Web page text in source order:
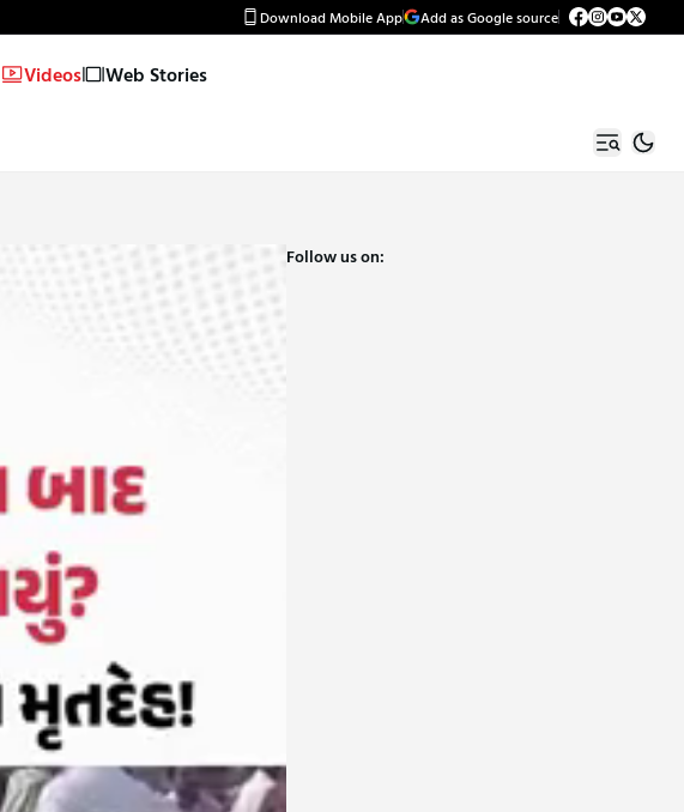
Download Mobile App Add as Google source
Videos Web Stories
Follow us on: